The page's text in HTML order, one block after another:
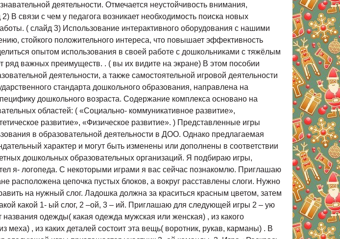
деятельности. Отмечается неустойчивость внимания,
В связи с чем у педагога возникает необходимость поиска новых
( слайд 3) Использование интерактивного оборудования с нашими
стойкого положительного интереса, что повышает эффективность
опытом использования в своей работе с дошкольниками с тяжёлым
ряд важных преимуществ. . ( вы их видите на экране) В этом пособии
деятельности, а также самостоятельной игровой деятельности
стандарта дошкольного образования, направлена на
дошкольного возраста. Содержание комплекса основано на
областей: ( «Социально- коммуникативное развитие»,
развитие», «Физическое развитие». ) Представленные игры
в образовательной деятельности в ДОО. Однако предлагаемая
характер и могут быть изменены или дополнены в соответствии
дошкольных образовательных организаций. Я подбираю игры,
я- логопеда. С некоторыми играми я вас сейчас познакомлю. Приглашаю
расположена цепочка пустых блоков, а вокруг расставлены слоги. Нужно
на нужный слог. Ладошка должна за краситься красным цветом, затем
какой 1- ый слог, 2 –ой, 3 – ий. Приглашаю для следующей игры 2 – ую
одежды( какая одежда мужская или женская) , из какого
меха) , из каких деталей состоит эта вещь( воротник, рукав, карманы) . В